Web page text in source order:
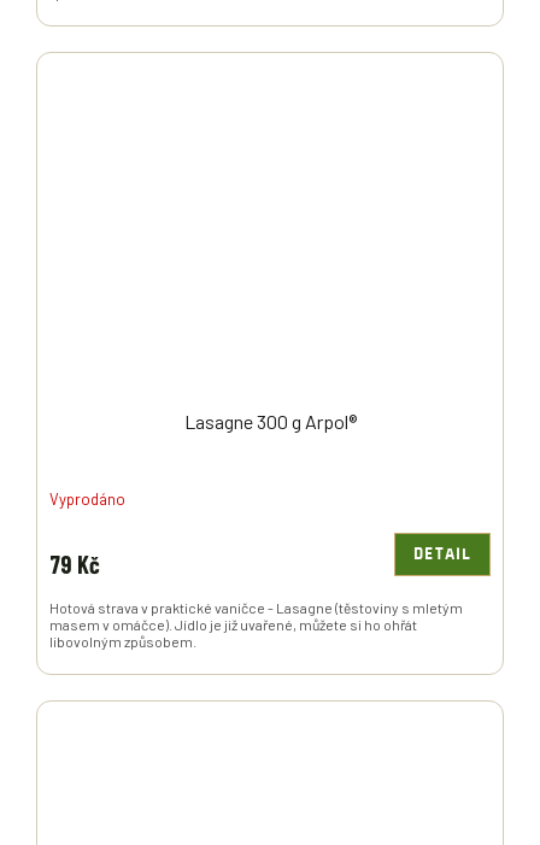
Lasagne 300 g Arpol®
Vyprodáno
79 Kč DETAIL
Hotová strava v praktické vaničce - Lasagne (těstoviny s mletým
masem v omáčce). Jídlo je již uvařené, můžete si ho ohřát
libovolným způsobem.